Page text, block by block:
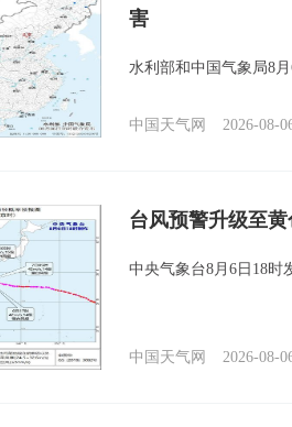
害
水利部和中国气象局8
中国天气网 2026-08-
台风预警升级至
中央气象台8月6日18时
中国天气网 2026-08-